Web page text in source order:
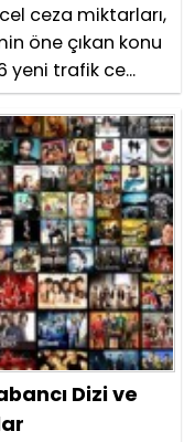
ceza miktarları,
öne çıkan konu
yeni trafik ce...
Dizi ve